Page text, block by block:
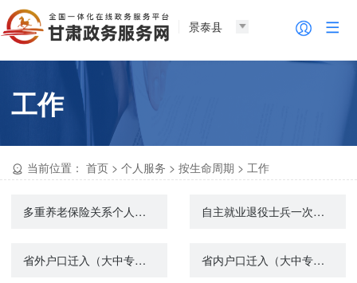
景泰县
工作
当前位置： 首页 >个人服务 >按生命周期 > 工作
多重养老保险关系个人账户退费（城镇企业职工基本养老保险） 自主就业退役士兵一次性经济补助金的给付
省外户口迁入（大中专院校毕业生就业落户） 省内户口迁入（大中专院校毕业生就业落户）